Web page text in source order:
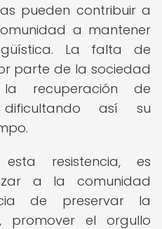
pueden contribuir a
a mantener
La falta de
parte de la sociedad
recuperación de
dificultando así su
resistencia, es
a la comunidad
de preservar la
promover el orgullo